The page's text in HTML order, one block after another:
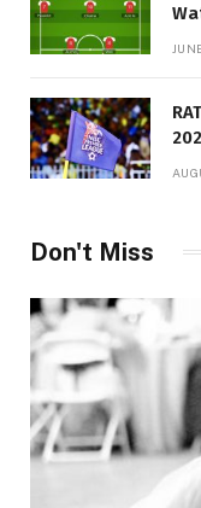
Don't Miss